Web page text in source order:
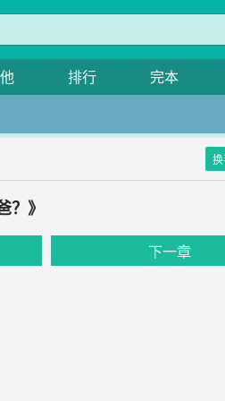
排行 完本
》
下一章